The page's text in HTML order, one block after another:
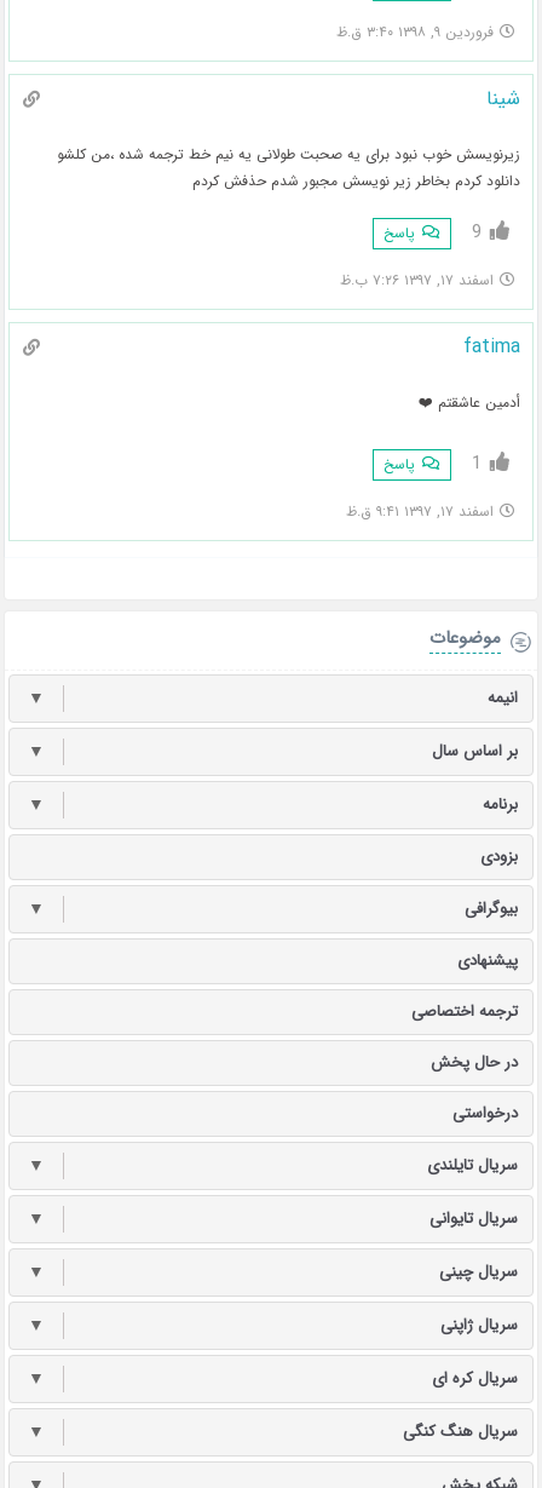
فروردین ۹, ۱۳۹۸ ۳:۴۰ ق.ظ
شینا
زیرنویسش خوب نبود برای یه صحبت طولانی یه نیم خط ترجمه شده ،من کلشو
دانلود کردم بخاطر زیر نویسش مجبور شدم حذفش کردم
9 پاسخ
اسفند ۱۷, ۱۳۹۷ ۷:۲۶ ب.ظ
fatima
أدمين عاشقتم ❤️
1 پاسخ
اسفند ۱۷, ۱۳۹۷ ۹:۴۱ ق.ظ
موضوعات
انیمه ▼
بر اساس سال ▼
برنامه ▼
بزودی
بیوگرافی ▼
پیشنهادی
ترجمه اختصاصی
در حال پخش
درخواستی
سریال تایلندی ▼
سریال تایوانی ▼
سریال چینی ▼
سریال ژاپنی ▼
سریال کره ای ▼
سریال هنگ کنگی ▼